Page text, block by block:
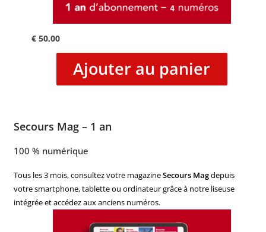
€50,00
Ajouter au panier
Secours Mag – 1 an
100 % numérique
Tous les 3 mois, consultez votre magazineSecours Magdepuis
votre smartphone, tablette ou ordinateur grâce à notre liseuse
intégrée et accédez aux anciens numéros.